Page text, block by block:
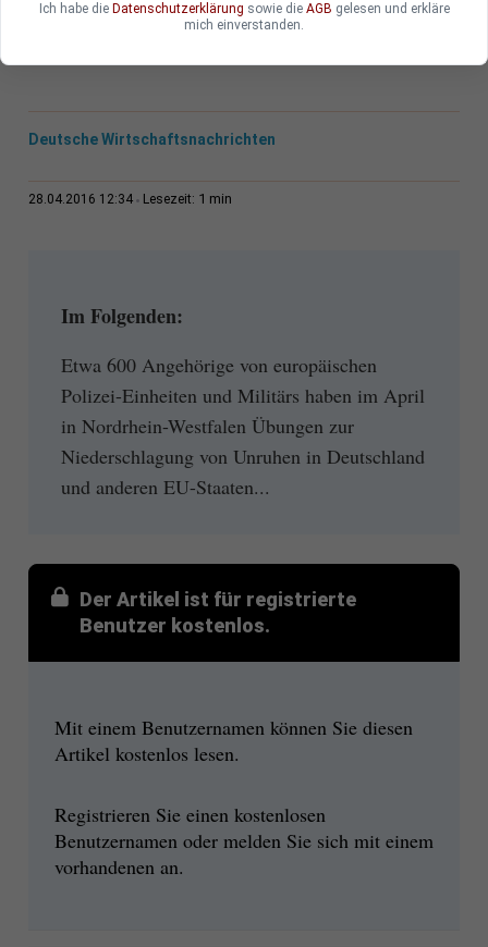
protestiert über die Geheimhaltung, weil ihm der
Deutsche Wirtschaftsnachrichten
28.04.2016 12:34 Lesezeit: 1 min
Im Folgenden:
Etwa 600 Angehörige von europäischen
Polizei-Einheiten und Militärs haben im April
in Nordrhein-Westfalen Übungen zur
Niederschlagung von Unruhen in Deutschland
und anderen EU-Staaten...
Der Artikel ist für registrierte
Benutzer kostenlos.
Mit einem Benutzernamen können Sie diesen
Artikel kostenlos lesen.
Registrieren Sie einen kostenlosen
Benutzernamen oder melden Sie sich mit einem
vorhandenen an.
Ich habe die Datenschutzerklärung sowie die AGB gelesen und erkläre
mich einverstanden.